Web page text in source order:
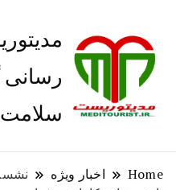
Home اخبار ویژه